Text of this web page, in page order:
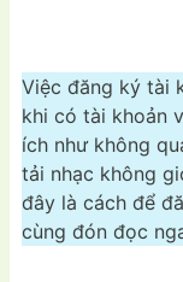
Việc đăng ký tài
khi có tài khoản
ích như không
tải nhạc không
đây là cách để
cùng đón đọc